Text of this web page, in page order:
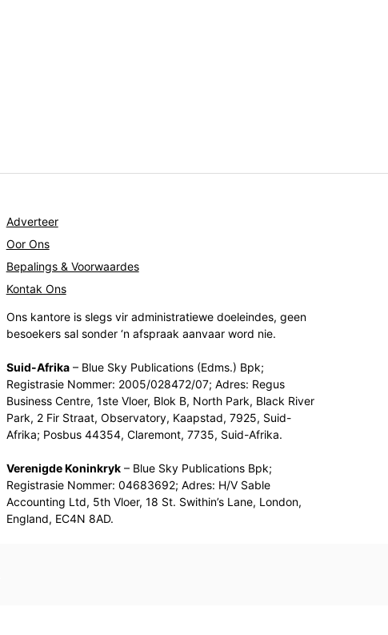
Adverteer
Oor Ons
Bepalings & Voorwaardes
Kontak Ons
Ons kantore is slegs vir administratiewe doeleindes, geen
besoekers sal sonder ‘n afspraak aanvaar word nie.
Suid-Afrika– Blue Sky Publications (Edms.) Bpk;
Registrasie Nommer: 2005/028472/07; Adres: Regus
Business Centre, 1ste Vloer, Blok B, North Park, Black River
Park, 2 Fir Straat, Observatory, Kaapstad, 7925, Suid-
Afrika; Posbus 44354, Claremont, 7735, Suid-Afrika.
Verenigde Koninkryk– Blue Sky Publications Bpk;
Registrasie Nommer: 04683692; Adres: H/V Sable
Accounting Ltd, 5th Vloer, 18 St. Swithin’s Lane, London,
England, EC4N 8AD.